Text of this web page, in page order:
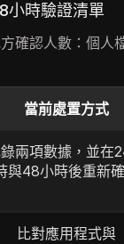
小時驗證清單
確認人數：個
當前處置方式
兩項數據，並在
與48小時後重新
比對應用程式與